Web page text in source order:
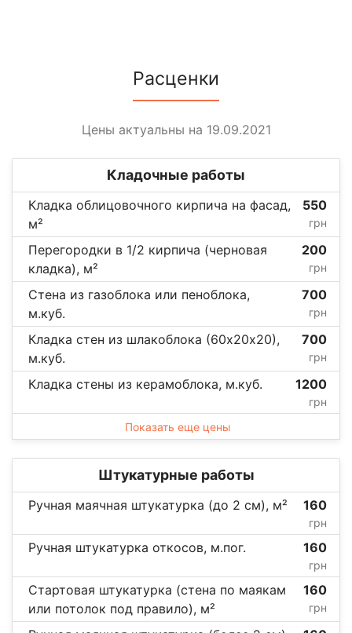
Расценки
Цены актуальны на 19.09.2021
Кладочные работы
Кладка облицовочного кирпича на фасад,
м²
550
грн
Перегородки в 1/2 кирпича (черновая
кладка), м²
200
грн
Стена из газоблока или пеноблока,
м.куб.
700
грн
Кладка стен из шлакоблока (60х20х20),
м.куб.
700
грн
Кладка стены из керамоблока, м.куб. 1200
грн
Показать еще цены
Штукатурные работы
Ручная маячная штукатурка (до 2 см), м² 160
грн
Ручная штукатурка откосов, м.пог. 160
грн
Стартовая штукатурка (стена по маякам
или потолок под правило), м²
160
грн